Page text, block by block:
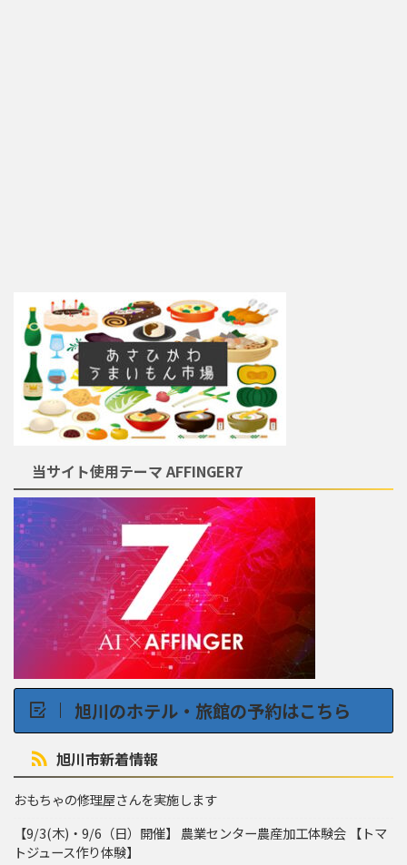
当サイト使用テーマ AFFINGER7
旭川のホテル・旅館の予約はこちら
旭川市新着情報
おもちゃの修理屋さんを実施します
【9/3(木)・9/6（日）開催】 農業センター農産加工体験会 【トマ
トジュース作り体験】